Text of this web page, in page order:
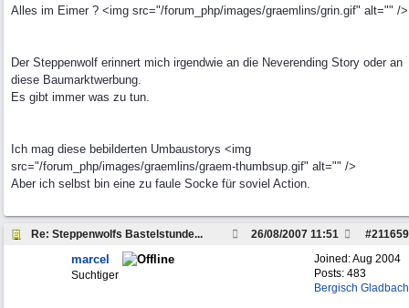
Alles im Eimer ? <img src="/forum_php/images/graemlins/grin.gif" alt="" />
Der Steppenwolf erinnert mich irgendwie an die Neverending Story oder an
diese Baumarktwerbung.
Es gibt immer was zu tun.
Ich mag diese bebilderten Umbaustorys <img
src="/forum_php/images/graemlins/graem-thumbsup.gif" alt="" />
Aber ich selbst bin eine zu faule Socke für soviel Action.
Re: Steppenwolfs Bastelstunde... #211659
26/08/2007 11:51
Joined:Aug 2004
Posts: 483
Bergisch Gladbach
marcel
Suchtiger